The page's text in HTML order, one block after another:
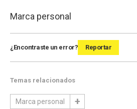
Marca personal
¿Encontraste un error? Reportar
Temas relacionados
Marca personal